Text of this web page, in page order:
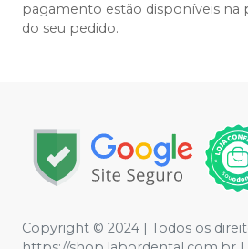
pagamento estão disponíveis na
do seu pedido.
Copyright © 2024 | Todos os